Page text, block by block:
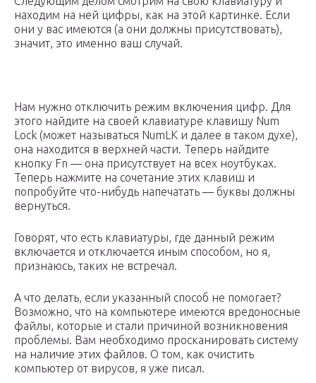
находим на ней цифры, как на этой картинке. Если
они у вас имеются (а они должны присутствовать),
значит, это именно ваш случай.
Нам нужно отключить режим включения цифр. Для
этого найдите на своей клавиатуре клавишу Num
Lock (может называться NumLK и далее в таком духе),
она находится в верхней части. Теперь найдите
кнопку Fn — она присутствует на всех ноутбуках.
Теперь нажмите на сочетание этих клавиш и
попробуйте что-нибудь напечатать — буквы должны
вернуться.
Говорят, что есть клавиатуры, где данный режим
включается и отключается иным способом, но я,
признаюсь, таких не встречал.
А что делать, если указанный способ не помогает?
Возможно, что на компьютере имеются вредоносные
файлы, которые и стали причиной возникновения
проблемы. Вам необходимо просканировать систему
на наличие этих файлов. О том, как очистить
компьютер от вирусов, я уже писал.